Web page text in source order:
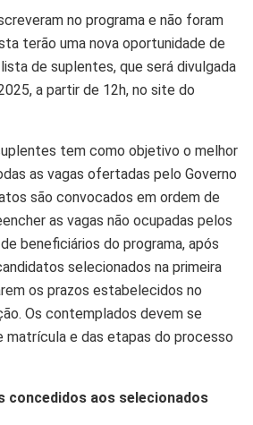
no programa e não foram
terão uma nova oportunidade de
de suplentes, que será divulgada
a partir de 12h, no site do
tem como objetivo o melhor
as vagas ofertadas pelo Governo
são convocados em ordem de
as vagas não ocupadas pelos
beneficiários do programa, após
selecionados na primeira
os prazos estabelecidos no
Os contemplados devem se
matrícula e das etapas do processo
concedidos aos selecionados